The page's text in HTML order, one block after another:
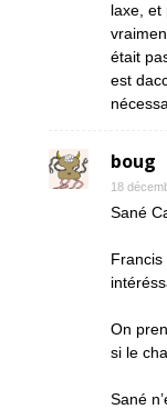
laxe, et
était
est
boug
18
Sané
Francis
On
si le
Sané